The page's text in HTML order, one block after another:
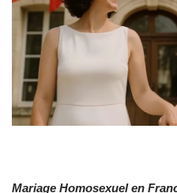
Mariage Homosexuel en